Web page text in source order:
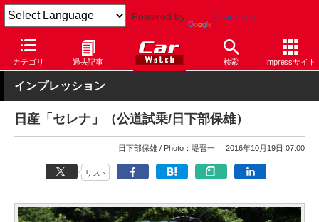
Powered by Translate
カテゴリ 過去記事 検索 Impressサイト
Car Watch 自動車 セレナ
インプレッション
日産「セレナ」（公道試乗/日下部保雄）
日下部保雄 Photo：堤晋一 2016年10月19日 07:00
リスト